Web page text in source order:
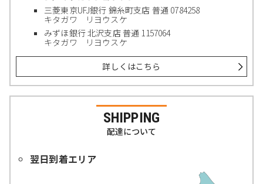
三菱東京UFJ銀行 錦糸町支店 普通 0784258
キタガワ リヨウスケ
みずほ銀行 北沢支店 普通 1157064
キタガワ リヨウスケ
詳しくはこちら
SHIPPING
配達について
翌日到着エリア